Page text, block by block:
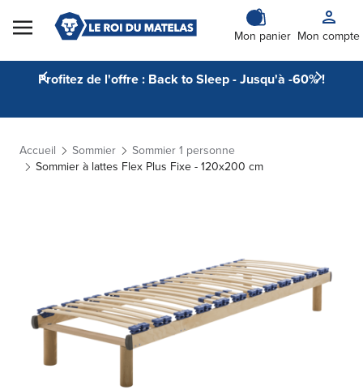
Skip to Content
Mon panier Mon compte
Profitez de l'offre : Back to Sleep - Jusqu'à -60% !
Accueil Sommier
Sommier 1 personne
Sommier à lattes Flex Plus Fixe - 120x200 cm